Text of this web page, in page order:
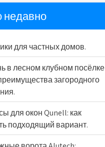
для частных домов.
в лесном клубном посёлке
загородного
для окон Qunell: как
подходящий вариант.